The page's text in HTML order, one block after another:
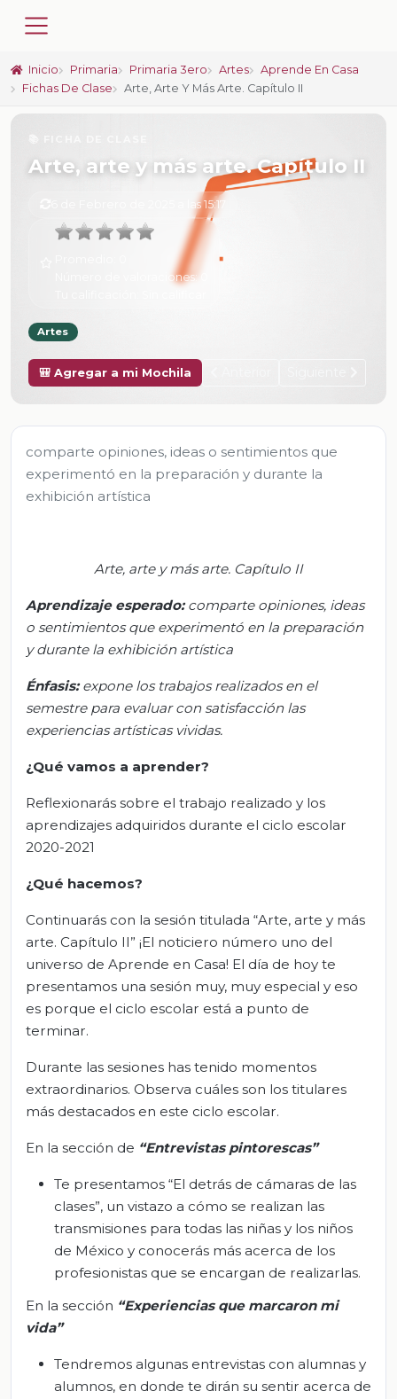
Inicio Primaria Primaria 3ero Artes
Aprende En Casa
Fichas De Clase
Arte, Arte Y Más Arte. Capítulo II
Arte, arte y más arte. Capítulo II
6 de Febrero de 2025 a las 15:17
Número de valoraciones:
Artes
🎒 Agregar a mi Mochila
comparte opiniones, ideas o sentimientos que
experimentó en la preparación y durante la
exhibición artística
Arte, arte y más arte. Capítulo II
Aprendizaje esperado: comparte opiniones, ideas
o sentimientos que experimentó en la preparación
y durante la exhibición artística
Énfasis: expone los trabajos realizados en el
semestre para evaluar con satisfacción las
experiencias artísticas vividas.
¿Qué vamos a aprender?
Reflexionarás sobre el trabajo realizado y los
aprendizajes adquiridos durante el ciclo escolar
2020-2021
¿Qué hacemos?
Continuarás con la sesión titulada “Arte, arte y más
arte. Capítulo II” ¡El noticiero número uno del
universo de Aprende en Casa! El día de hoy te
presentamos una sesión muy, muy especial y eso
es porque el ciclo escolar está a punto de
terminar.
Durante las sesiones has tenido momentos
extraordinarios. Observa cuáles son los titulares
más destacados en este ciclo escolar.
En la sección de “Entrevistas pintorescas”
Te presentamos “El detrás de cámaras de las
clases”, un vistazo a cómo se realizan las
transmisiones para todas las niñas y los niños
de México y conocerás más acerca de los
profesionistas que se encargan de realizarlas.
En la sección “Experiencias que marcaron mi
vida”
Tendremos algunas entrevistas con alumnas y
alumnos, en donde te dirán su sentir acerca de